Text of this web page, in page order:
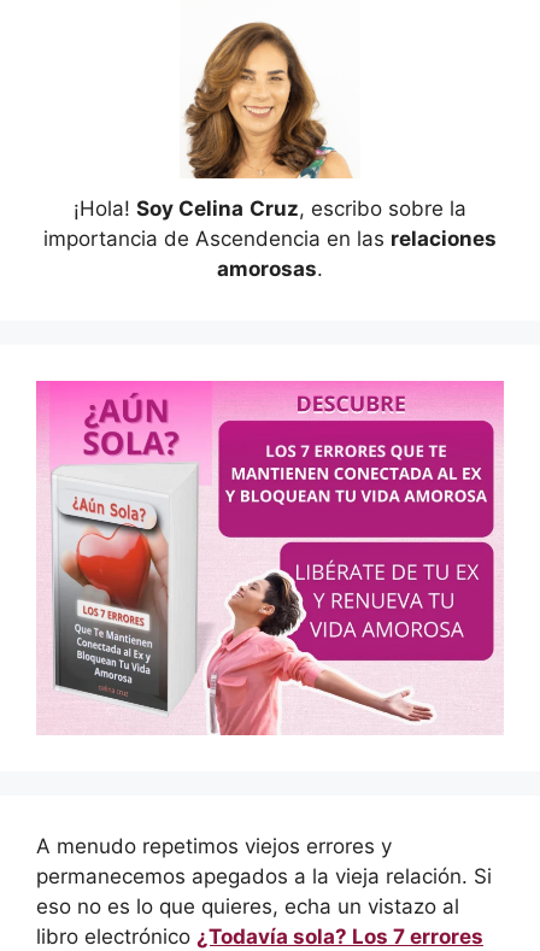
¡Hola! Soy Celina Cruz, escribo sobre la
importancia de Ascendencia en las relaciones
amorosas.
A menudo repetimos viejos errores y
permanecemos apegados a la vieja relación. Si
eso no es lo que quieres, echa un vistazo al
libro electrónico ¿Todavía sola? Los 7 errores